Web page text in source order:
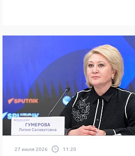
27 июля 2026 11:20